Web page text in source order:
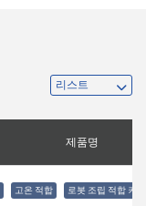
제품명
고온 적합 로봇 조립 적합 커